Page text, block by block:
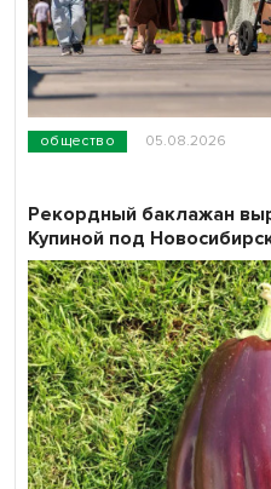
общество 05.08.2026
Рекордный баклажан
Купиной под